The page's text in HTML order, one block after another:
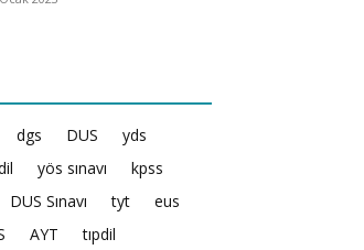
dgs DUS
yds
yös sınavı
kpss
DUS Sınavı tyt
eus
AYT tıpdil